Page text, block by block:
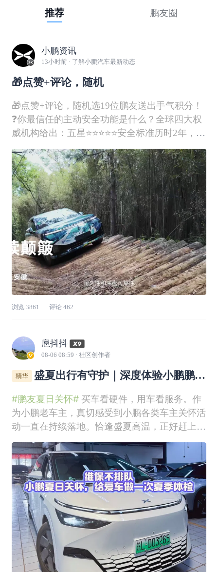
推荐 鹏友圈
小鹏资讯
13小时前 · 了解小鹏汽车最新动态
🎁点赞+评论，随机
🎁点赞+评论，随机选19位鹏友送出手气积分！
❓你最信任的主动安全功能是什么？全球四大权
威机构给出：五星⭐⭐⭐⭐⭐安全标准历时2年，26
个国家及地区，674万公里！小鹏G9L在全球复
杂路况与极端环境中反复验证，投入数百台实车
进行碰撞测试，只为——安全！
浏览 3861 评论 462
扈抖抖
08-06 08:59 · 社区创作者
盛夏出行有守护｜深度体验小鹏鹏友
#鹏友夏日关怀#买车看硬件，用车看服务。作
为小鹏老车主，真切感受到小鹏各类车主关怀活
动一直在持续落地。恰逢盛夏高温，正好赶上鹏
友夏日关怀活动，车辆6万公里保养直接安排
上，一次完整的到店维保，让我对小鹏售后好感
度再上一个台阶，分享我的真实全过程。✅ APP
线上预约，高效省去排队烦恼全部操作都在小鹏
A